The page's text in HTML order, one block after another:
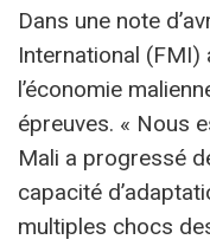
Dans une note
International
l’économie
épreuves. « Nous
Mali a progressé
capacité
multiples chocs